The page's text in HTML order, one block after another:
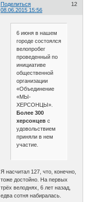
Поделиться
12
08.06.2015 15:56
6 июня в нашем
городе состоялся
велопробег
проведенный по
инициативе
общественной
организации
«Объединение
«МЫ-
ХЕРСОНЦЫ».
Более 300
херсонцевс
удовольствием
приняли в нем
участие.
Я насчитал 127, что, конечно,
тоже достойно. На первых
трёх велоднях, 6 лет назад,
едва сотня набиралась.